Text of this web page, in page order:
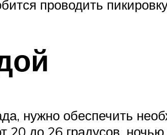
проводить
нужно обеспечить
20 до 26 градусов, ночью